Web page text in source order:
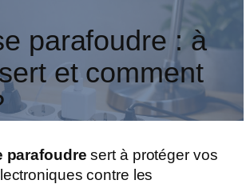
parafoudre : à
et comment
parafoudre sert à protéger vos
contre les